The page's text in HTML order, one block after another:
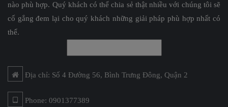
nào phù hợp. Quý khách có thể chia sẻ thật nhiều với chúng tôi sẽ
cố gắng đem lại cho quý khách những giải pháp phù hợp nhất có
thể.
Địa chỉ: Số 4 Đường 56, Bình Trưng Đông, Quận 2
Phone: 0901377389